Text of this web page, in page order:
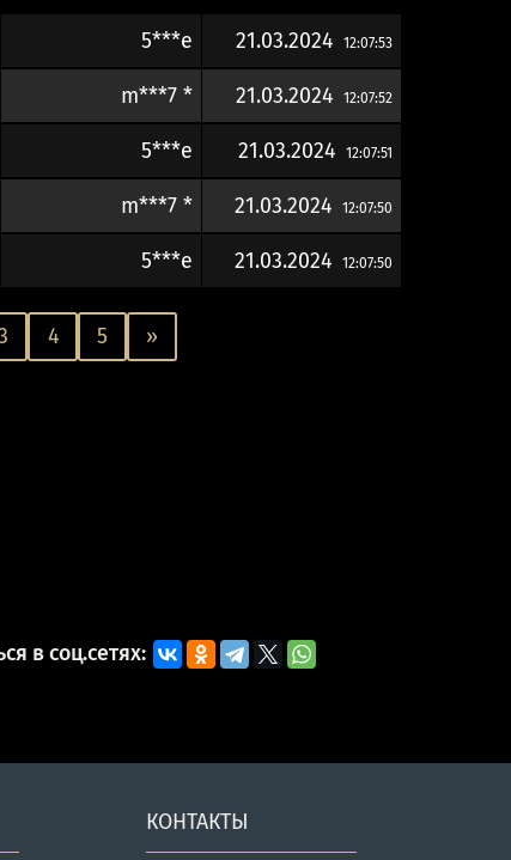
5***e 21.03.2024 12:07:53
m***7 * 21.03.2024 12:07:52
5***e 21.03.2024 12:07:51
m***7 * 21.03.2024 12:07:50
5***e 21.03.2024 12:07:50
4 5 »
в соц.сетях:
КОНТАКТЫ